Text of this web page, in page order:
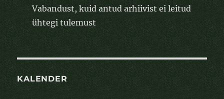
Vabandust, kuid antud arhiivist ei leitud
ühtegi tulemust
KALENDER